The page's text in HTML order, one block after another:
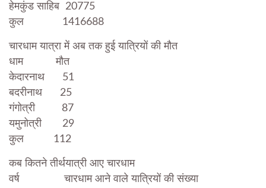
हेमकुंड साहिब 20775
कुल 1416688
चारधाम यात्रा में अब तक हुई यात्रियों की मौत
धाम मौत
केदारनाथ 51
बदरीनाथ 25
गंगोत्री 87
यमुनोत्री 29
कुल 112
कब कितने तीर्थयात्री आए चारधाम
वर्ष चारधाम आने वाले यात्रियों की संख्या